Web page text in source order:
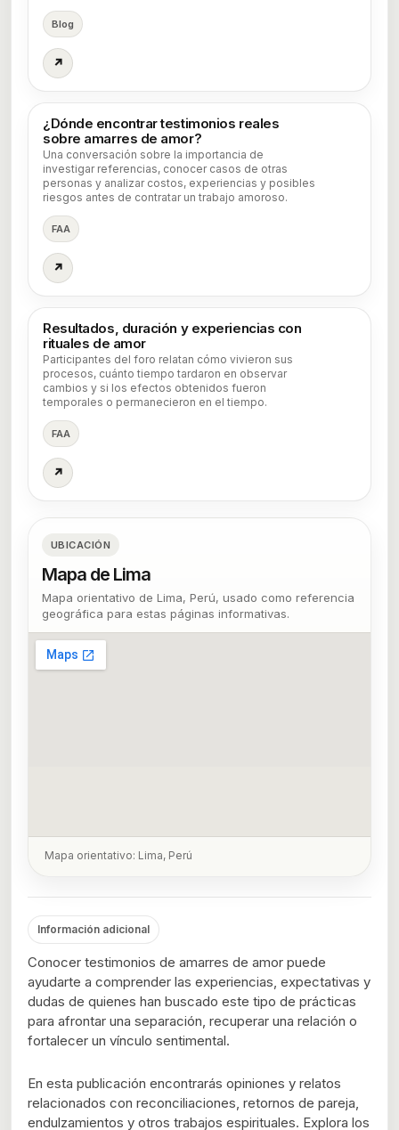
Blog
↗
¿Dónde encontrar testimonios reales
sobre amarres de amor?
Una conversación sobre la importancia de
investigar referencias, conocer casos de otras
personas y analizar costos, experiencias y posibles
riesgos antes de contratar un trabajo amoroso.
FAA
↗
Resultados, duración y experiencias con
rituales de amor
Participantes del foro relatan cómo vivieron sus
procesos, cuánto tiempo tardaron en observar
cambios y si los efectos obtenidos fueron
temporales o permanecieron en el tiempo.
FAA
↗
UBICACIÓN
Mapa de Lima
Mapa orientativo de Lima, Perú, usado como referencia
geográfica para estas páginas informativas.
Mapa orientativo: Lima, Perú
Información adicional
Conocer testimonios de amarres de amor puede
ayudarte a comprender las experiencias, expectativas y
dudas de quienes han buscado este tipo de prácticas
para afrontar una separación, recuperar una relación o
fortalecer un vínculo sentimental.
En esta publicación encontrarás opiniones y relatos
relacionados con reconciliaciones, retornos de pareja,
endulzamientos y otros trabajos espirituales. Explora los